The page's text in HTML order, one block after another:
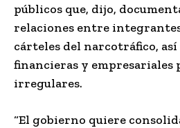
públicos que, dijo,
relaciones entre
cárteles del narcotráfico,
financieras y empresariales
irregulares.
“El gobierno quiere